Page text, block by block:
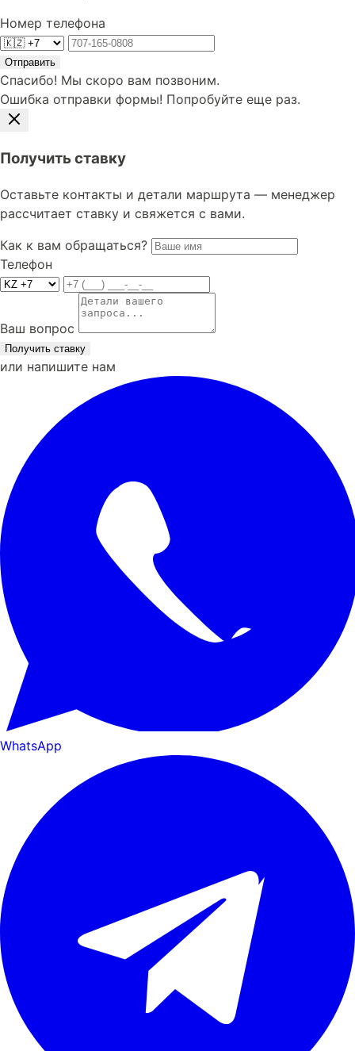
Номер телефона
Отправить
Спасибо! Мы скоро вам позвоним.
Ошибка отправки формы! Попробуйте еще раз.
Получить ставку
Оставьте контакты и детали маршрута — менеджер
рассчитает ставку и свяжется с вами.
Как к вам обращаться?
Телефон
Ваш вопрос
Получить ставку
или напишите нам
WhatsApp